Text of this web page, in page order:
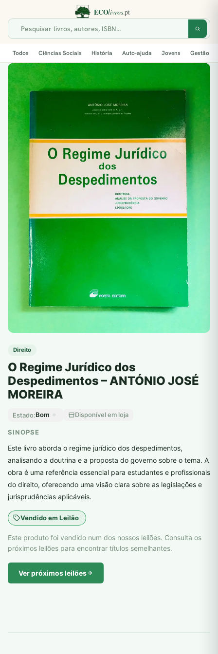
Todos Ciências Sociais História Auto-ajuda Jovens Gestão
Direito
O Regime Jurídico dos
Despedimentos – ANTÓNIO JOSÉ
MOREIRA
Estado:Bom Disponível em loja
SINOPSE
Este livro aborda o regime jurídico dos despedimentos,
analisando a doutrina e a proposta do governo sobre o tema. A
obra é uma referência essencial para estudantes e profissionais
do direito, oferecendo uma visão clara sobre as legislações e
jurisprudências aplicáveis.
Vendido em Leilão
Este produto foi vendido num dos nossos leilões. Consulta os
próximos leilões para encontrar títulos semelhantes.
Ver próximos leilões